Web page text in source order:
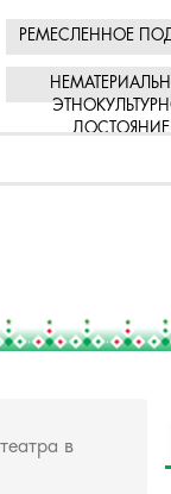
РЕМЕСЛЕННОЕ
ДОСТОЯНИЕ
в